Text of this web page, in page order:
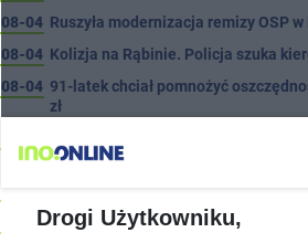
08-04 Ruszyła modernizacja remizy OSP w
08-04 Kolizja na Rąbinie. Policja szuka
08-04 91-latek chciał pomnożyć
zł
hołd dla Jana Kasprowicza
08-04 Dlaczego sauny, a nie boiska dla
Drogi Użytkowniku,